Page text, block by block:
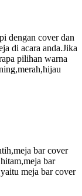
dengan cover dan
di acara anda.Jika
pilihan warna
bar cover
bar
meja bar cover